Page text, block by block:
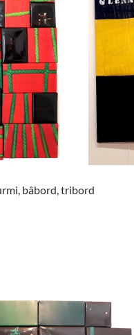
bâbord, tribord